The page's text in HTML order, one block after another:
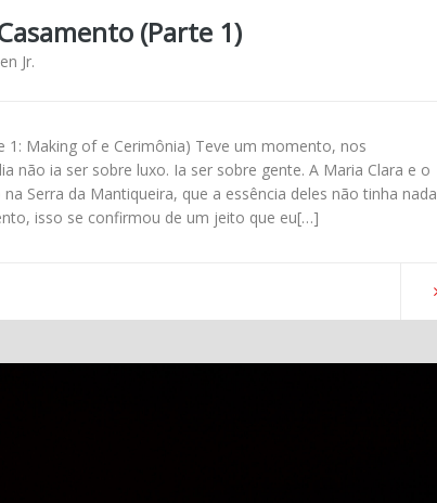
(Parte 1)
Jr.
Making of e Cerimônia) Teve um momento, nos
não ia ser sobre luxo. Ia ser sobre gente. A Maria Clara e o
Serra da Mantiqueira, que a essência deles não tinha nada
isso se confirmou de um jeito que eu[…]